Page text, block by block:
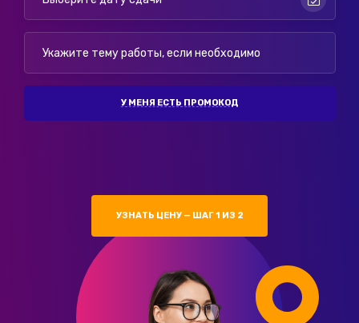
У МЕНЯ ЕСТЬ ПРОМОКОД
УЗНАТЬ ЦЕНУ — ШАГ 1 ИЗ 2